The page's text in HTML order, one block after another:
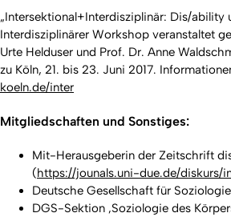
„Intersektional+Interdisziplinär: Dis/ability
Interdisziplinärer Workshop veranstaltet
Urte Helduser und Prof. Dr. Anne
zu Köln, 21. bis 23. Juni 2017.
koeln.de/inter
Mitgliedschaften und Sonstiges:
Mit-Herausgeberin der Zeitschrift
(https://jounals.uni-due.de/diskurs/
Deutsche Gesellschaft für
DGS-Sektion ‚Soziologie des